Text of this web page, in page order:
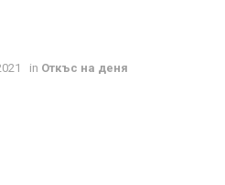
in Откъс на деня